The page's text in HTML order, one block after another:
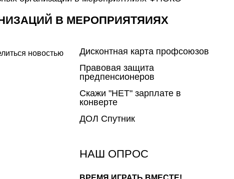
В МЕРОПРИЯТЯИЯХ
новостью
Дисконтная карта профсоюзов
Правовая защита
предпенсионеров
Скажи "НЕТ" зарплате в
конверте
ДОЛ Спутник
НАШ ОПРОС